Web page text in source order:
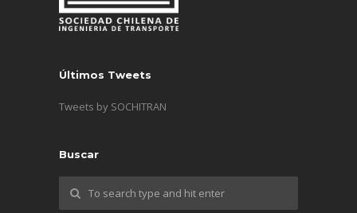
Últimos Tweets
Tweets by SOCHITRAN
Buscar